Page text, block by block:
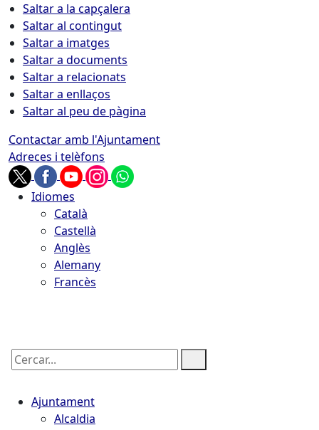
Saltar a la capçalera
Saltar al contingut
Saltar a imatges
Saltar a documents
Saltar a relacionats
Saltar a enllaços
Saltar al peu de pàgina
Contactar amb l'Ajuntament
Adreces i telèfons
Idiomes
Català
Castellà
Anglès
Alemany
Francès
Cercar:
Ajuntament
Alcaldia